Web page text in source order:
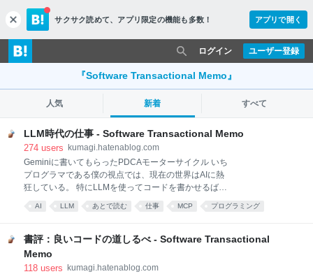
c
l
o
s
サクサク読めて、 アプリ限定の機能も多数！ アプリで開く
ユーザー登録
ログイン
『Software Transactional Memo』
人気 新着 すべて
LLM時代の仕事 - Software Transactional Memo
274 users
kumagi.hatenablog.com
Geminiに書いてもらったPDCAモーターサイクル いち
プログラマである僕の視点では、現在の世界はAIに熱
狂している。 特にLLMを使ってコードを書かせるばか
りか、その先のデバッグまでLLMに任せる時代はもう
少し先だと思っていたら早くも登場して世間を沸かせ
コール」と前置すればただの単語予測器にできる範疇
以外の事にも手を伸ばせる事はわかっていたが、LLM
がこんなに早くその「システムコール」を操ってもの
AI LLM あとで読む 仕事 MCP プログラミング
書評：良いコードの道しるべ - Software Transactional
Memo
118 users
kumagi.hatenablog.com